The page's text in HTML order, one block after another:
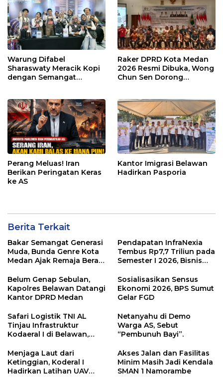
Warung Difabel
Sharaswaty Meracik Kopi
dengan Semangat
Raker DPRD Kota Medan
2026 Resmi Dibuka, Wong
Chun Sen Dorong
Perang Meluas! Iran
Berikan Peringatan Keras
ke AS
Kantor Imigrasi Belawan
Hadirkan Pasporia
Berita Terkait
Bakar Semangat Generasi
Muda, Bunda Genre Kota
Medan Ajak Remaja Berani
Pendapatan InfraNexia
Tembus Rp7,7 Triliun pada
Semester I 2026, Bisnis
Persen
Belum Genap Sebulan,
Kapolres Belawan Datangi
Kantor DPRD Medan
Sosialisasikan Sensus
Ekonomi 2026, BPS Sumut
Gelar FGD
Safari Logistik TNI AL
Tinjau Infrastruktur
Kodaeral I di Belawan,
Operasional
Netanyahu di Demo
Warga AS, Sebut
“Pembunuh Bayi”.
Menjaga Laut dari
Ketinggian, Koderal I
Hadirkan Latihan UAV
Akses Jalan dan Fasilitas
Minim Masih Jadi Kendala
SMAN 1 Namorambe